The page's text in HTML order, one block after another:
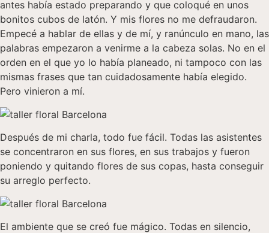
antes había estado preparando y que coloqué en unos
bonitos cubos de latón. Y mis flores no me defraudaron.
Empecé a hablar de ellas y de mí, y ranúnculo en mano, las
palabras empezaron a venirme a la cabeza solas. No en el
orden en el que yo lo había planeado, ni tampoco con las
mismas frases que tan cuidadosamente había elegido.
Pero vinieron a mí.
Después de mi charla, todo fue fácil. Todas las asistentes
se concentraron en sus flores, en sus trabajos y fueron
poniendo y quitando flores de sus copas, hasta conseguir
su arreglo perfecto.
El ambiente que se creó fue mágico. Todas en silencio,